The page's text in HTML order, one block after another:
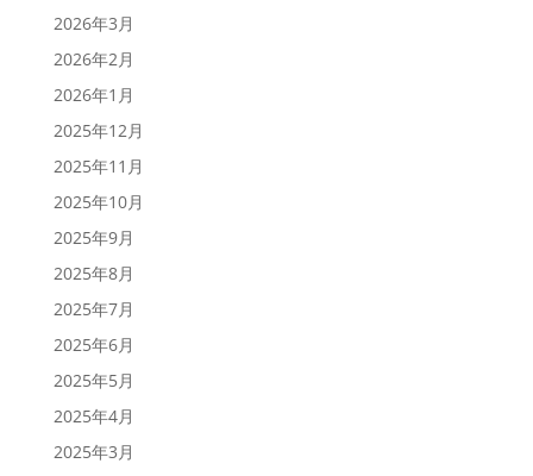
2026年3月
2026年2月
2026年1月
2025年12月
2025年11月
2025年10月
2025年9月
2025年8月
2025年7月
2025年6月
2025年5月
2025年4月
2025年3月